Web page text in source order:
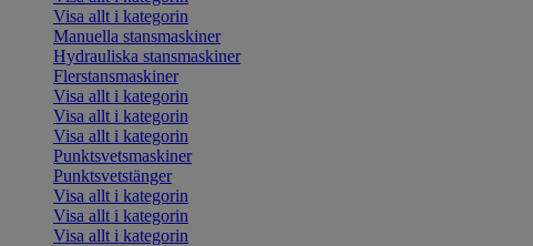
Visa allt i kategorin
Manuella stansmaskiner
Hydrauliska stansmaskiner
Flerstansmaskiner
Visa allt i kategorin
Visa allt i kategorin
Visa allt i kategorin
Punktsvetsmaskiner
Punktsvetstänger
Visa allt i kategorin
Visa allt i kategorin
Visa allt i kategorin